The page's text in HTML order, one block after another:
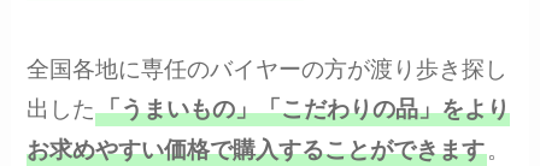
全国各地に専任のバイヤーの方が渡り歩き探し
出した「うまいもの」「こだわりの品」をより
お求めやすい価格で購入することができます。